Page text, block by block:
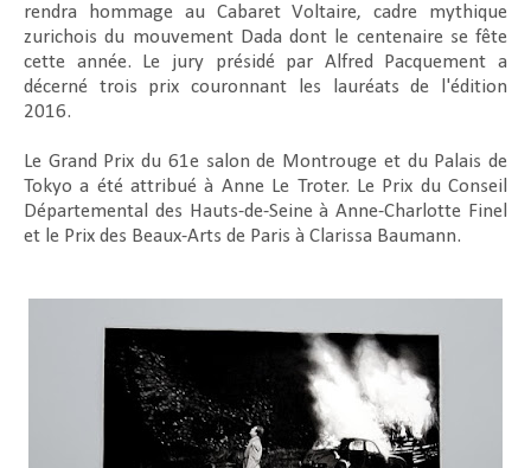
rendra hommage au Cabaret Voltaire, cadre mythique
zurichois du mouvement Dada dont le centenaire se fête
cette année. Le jury présidé par Alfred Pacquement a
décerné trois prix couronnant les lauréats de l'édition
2016.
Le Grand Prix du 61e salon de Montrouge et du Palais de
Tokyo a été attribué à Anne Le Troter. Le Prix du Conseil
Départemental des Hauts-de-Seine à Anne-Charlotte Finel
et le Prix des Beaux-Arts de Paris à Clarissa Baumann.